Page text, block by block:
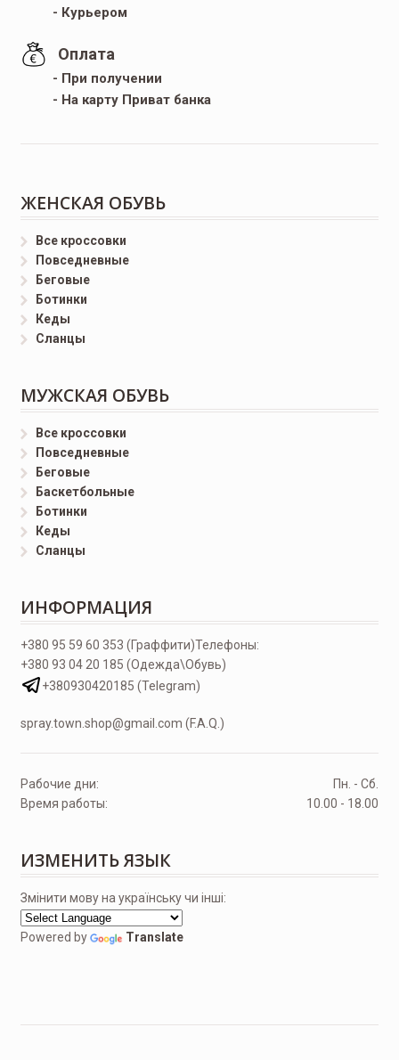
- Курьером
Оплата
- При получении
- На карту Приват банка
ЖЕНСКАЯ ОБУВЬ
Все кроссовки
Повседневные
Беговые
Ботинки
Кеды
Сланцы
МУЖСКАЯ ОБУВЬ
Все кроссовки
Повседневные
Беговые
Баскетбольные
Ботинки
Кеды
Сланцы
ИНФОРМАЦИЯ
Телефоны:
+380 95 59 60 353 (Граффити)
+380 93 04 20 185 (Одежда\Обувь)
+380930420185 (Telegram)
spray.town.shop@gmail.com (F.A.Q.)
Рабочие дни:
Пн. - Сб.
Время работы:
10.00 - 18.00
ИЗМЕНИТЬ ЯЗЫК
Змінити мову на українську чи інші:
Powered by Translate